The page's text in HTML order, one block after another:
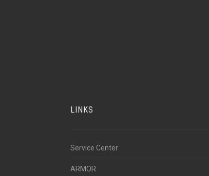
LINKS
Service Center
ARMOR